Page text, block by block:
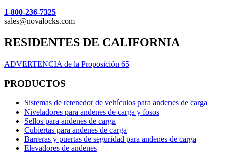
1-800-236-7325
sales@novalocks.com
RESIDENTES DE CALIFORNIA
ADVERTENCIA de la Proposición 65
PRODUCTOS
Sistemas de retenedor de vehículos para andenes de carga
Niveladores para andenes de carga y fosos
Sellos para andenes de carga
Cubiertas para andenes de carga
Barreras y puertas de seguridad para andenes de carga
Elevadores de andenes